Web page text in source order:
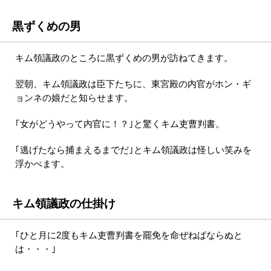
黒ずくめの男
キム領議政のところに黒ずくめの男が訪ねてきます。
翌朝、キム領議政は臣下たちに、東宮殿の内官がホン・ギ
ョンネの娘だと知らせます。
｢女がどうやって内官に！？｣と驚くキム吏曹判書。
｢逃げたなら捕まえるまでだ｣とキム領議政は怪しい笑みを
浮かべます。
キム領議政の仕掛け
｢ひと月に2度もキム吏曹判書を罷免を命ぜねばならぬと
は・・・｣